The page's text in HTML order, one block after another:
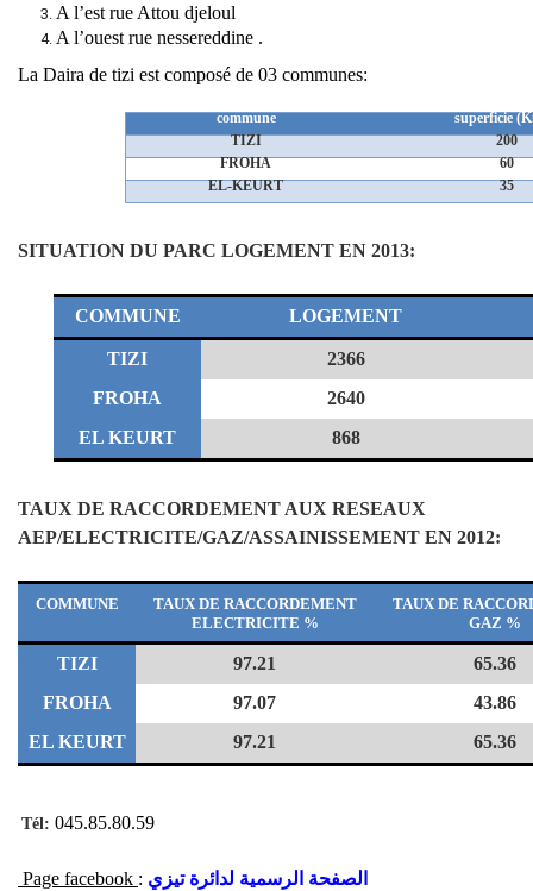
A l’est rue Attou djeloul
A l’ouest rue nessereddine .
La Daira de tizi est composé de 03 communes:
commune
superficie
TIZI
200
FROHA
60
EL-KEURT
35
SITUATION DU PARC LOGEMENT EN 2013:
COMMUNE LOGEMENT
TIZI
2366
FROHA
2640
EL KEURT
868
TAUX DE RACCORDEMENT AUX RESEAUX
AEP/ELECTRICITE/GAZ/ASSAINISSEMENT EN 2012:
COMMUNE
TAUX DE RACCORDEMENT
ELECTRICITE %
TAUX DE
GAZ %
TIZI 97.21
65.36
FROHA
97.07
43.86
EL KEURT
97.21 65.36
Tél: 045.85.80.59
Page facebook : الصفحة الرسمية لدائرة تيزي